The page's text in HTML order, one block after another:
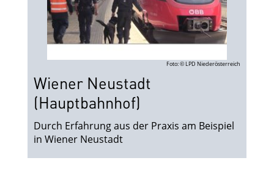
Foto: © LPD Niederösterreich
Wiener Neustadt
(Hauptbahnhof)
Durch Erfahrung aus der Praxis am Beispiel
in Wiener Neustadt